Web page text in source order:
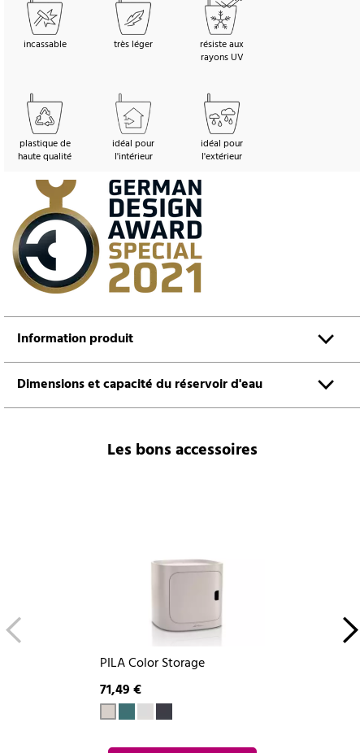
incassable très léger
résiste aux
rayons UV
plastique de
haute qualité
idéal pour
l'intérieur
idéal pour
l'extérieur
Information produit
Dimensions et capacité du réservoir d'eau
Les bons accessoires
PILA Color Storage
71,49 €